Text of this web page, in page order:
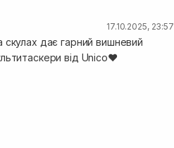
17.10.2025, 23:57
скулах дає гарний вишневий
від Unico❤️